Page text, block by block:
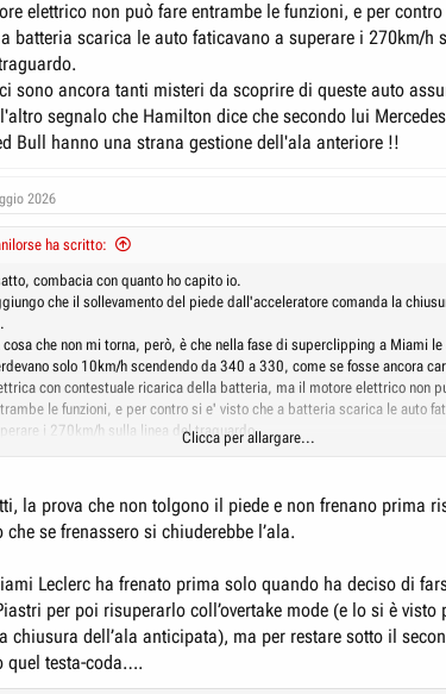
elettrico non può fare entrambe le funzioni, e per
batteria scarica le auto faticavano a superare i 270km/h
sono ancora tanti misteri da scoprire di queste auto
segnalo che Hamilton dice che secondo lui
Bull hanno una strana gestione dell'ala anteriore !!
2026
ha scritto:
combacia con quanto ho capito io.
che il sollevamento del piede dall'acceleratore comanda la
cosa che non mi torna, però, è che nella fase di superclipping a Miami le
solo 10km/h scendendo da 340 a 330, come se fosse ancora
con contestuale ricarica della batteria, ma il motore elettrico non
le funzioni, e per contro si e' visto che a batteria scarica le auto
i 270km/h sulla linea del traguardo.
ci sono ancora tanti misteri da scoprire di queste auto assurde.
una strana gestione dell'ala anteriore !!
Clicca per allargare...
la prova che non tolgono il piede e non frenano prima
che se frenassero si chiuderebbe l’ala.
Leclerc ha frenato prima solo quando ha deciso di
per poi risuperarlo coll’overtake mode (e lo si è visto
chiusura dell’ala anticipata), ma per restare sotto il
quel testa-coda….